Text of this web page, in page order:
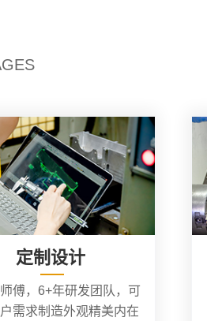
定制设计
傅，6+年研发团队，可
需求制造外观精美内在